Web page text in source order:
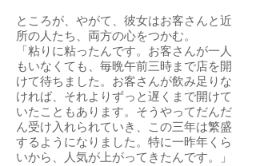
ところが、やがて、彼女はお客さんと近
所の人たち、両方の心をつかむ。
「粘りに粘ったんです。お客さんが一人
もいなくても、毎晩午前三時まで店を開
けて待ちました。お客さんが飲み足りな
ければ、それよりずっと遅くまで開けて
いたこともあります。そうやってだんだ
ん受け入れられていき、この三年は繁盛
するようになりました。特に一昨年くら
いから、人気が上がってきたんです。」